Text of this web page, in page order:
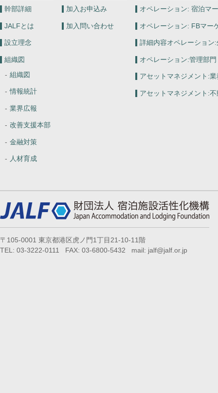
幹部詳細
JALFとは
設立理念
組織図
組織図
情報統計
業界広報
改善支援本部
金融対策
人材育成
加入お申込み
加入問い合わせ
オペレーション: 宿泊マ
オペレーション: FBマー
詳細内容オペレーション:
オペレーション:管理部門
アセットマネジメント:業
アセットマネジメント:不
〒105-0001 東京都港区虎ノ門1丁目21-10-11階
TEL: 03-3222-0111 FAX: 03-6800-5432 mail: jalf@jalf.or.jp